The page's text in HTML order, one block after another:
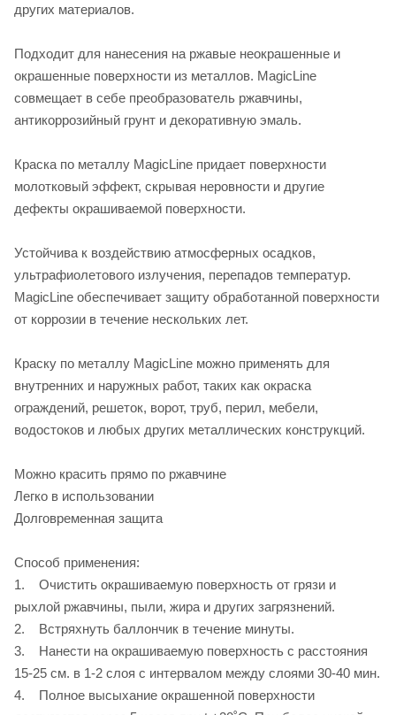
других материалов.
Подходит для нанесения на ржавые неокрашенные и
окрашенные поверхности из металлов. MagicLine
совмещает в себе преобразователь ржавчины,
антикоррозийный грунт и декоративную эмаль.
Краска по металлу MagicLine придает поверхности
молотковый эффект, скрывая неровности и другие
дефекты окрашиваемой поверхности.
Устойчива к воздействию атмосферных осадков,
ультрафиолетового излучения, перепадов температур.
MagicLine обеспечивает защиту обработанной поверхности
от коррозии в течение нескольких лет.
Краску по металлу MagicLine можно применять для
внутренних и наружных работ, таких как окраска
ограждений, решеток, ворот, труб, перил, мебели,
водостоков и любых других металлических конструкций.
Можно красить прямо по ржавчине
Легко в использовании
Долговременная защита
Способ применения:
1. Очистить окрашиваемую поверхность от грязи и
рыхлой ржавчины, пыли, жира и других загрязнений.
2. Встряхнуть баллончик в течение минуты.
3. Нанести на окрашиваемую поверхность с расстояния
15-25 см. в 1-2 слоя с интервалом между слоями 30-40 мин.
4. Полное высыхание окрашенной поверхности